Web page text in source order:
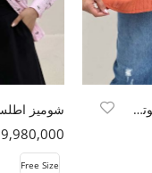
شومیز مانتویی پولوتی پشت چین دار
9,980,000 ریال
Free Size